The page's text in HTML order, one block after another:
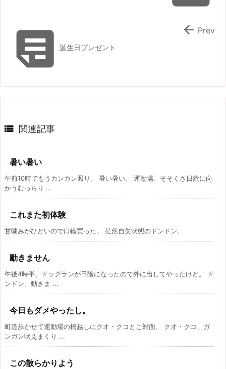
誕生日プレゼント
 Prev
 関連記事
暑い暑い
午前10時でもうカンカン照り。 暑い暑い。 運動場、そそくさ日陰に向
かうむっちり ...
これまた初体験
甘噛みがひどいので口輪買った。 茫然自失状態のドンドン。
動きません
午後4時半、ドッグランが日陰になったので外に出してやったけど。 ド
ンドン、動きま ...
今日もダメやったし。
町道歩かせて運動場の柵越しにクオ・クコとご対面。 クオ・クコ、ガ
ンガン吠えまくり ...
この散らかりよう